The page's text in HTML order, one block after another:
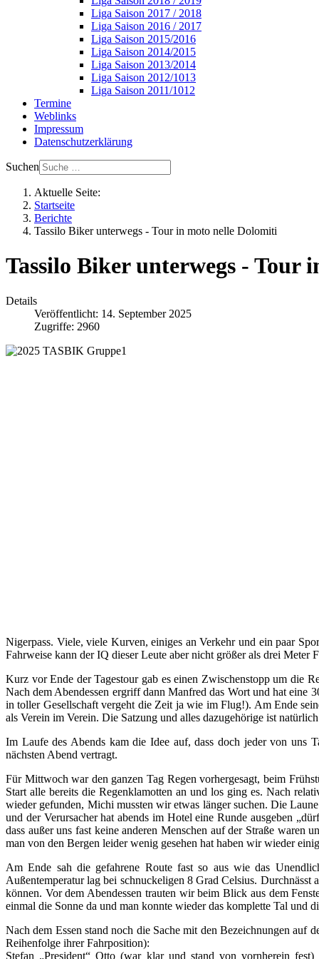
Liga Saison 2017 / 2018
Liga Saison 2016 / 2017
Liga Saison 2015/2016
Liga Saison 2014/2015
Liga Saison 2013/2014
Liga Saison 2012/1013
Liga Saison 2011/1012
Termine
Weblinks
Impressum
Datenschutzerklärung
Suchen
Aktuelle Seite:
Startseite
Berichte
Tassilo Biker unterwegs - Tour in moto nelle Dolomiti
Tassilo Biker unterwegs - Tour
Details
Veröffentlicht: 14. September 2025
Zugriffe: 2960
Nigerpass. Viele, viele Kurven, einiges an Verkehr und ein paar
Fahrweise kann der IQ dieser Leute aber nicht größer als drei Meter
Kurz vor Ende der Tagestour gab es einen Zwischenstopp um die
Nach dem Abendessen ergriff dann Manfred das Wort und hat eine
in toller Gesellschaft vergeht die Zeit ja wie im Flug!). Am Ende
als Verein im Verein. Die Satzung und alles dazugehörige ist
Im Laufe des Abends kam die Idee auf, dass doch jeder von uns
nächsten Abend vertragt.
Für Mittwoch war den ganzen Tag Regen vorhergesagt, beim
Start alle bereits die Regenklamotten an und los ging es. Nach
wieder gefunden, Michi mussten wir etwas länger suchen. Die
und der Verursacher hat abends im Hotel eine Runde ausgeben
dass außer uns fast keine anderen Menschen auf der Straße
man von den Bergen leider wenig gesehen hat haben wir wieder
Am Ende sah die gefahrene Route fast so aus wie das
Außentemperatur lag bei schnuckeligen 8 Grad Celsius.
können. Vor dem Abendessen trauten wir beim Blick aus dem
einmal die Sonne da und man konnte wieder das komplette Tal und
Nach dem Essen stand noch die Sache mit den Bezeichnungen
Reihenfolge ihrer Fahrposition):
Stefan „President“ Otto (war klar und stand von vornherein